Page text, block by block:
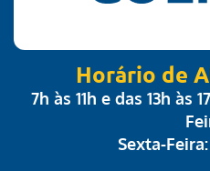
Horário de
7h às 11h e das 13h às
Sexta-